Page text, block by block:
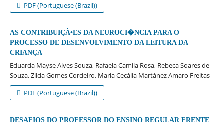
PDF (Portuguese (Brazil))
AS CONTRIBUIÇÀ•ES DA NEUROCI�NCIA PARA O
PROCESSO DE DESENVOLVIMENTO DA LEITURA DA
CRIANÇA
Eduarda Mayse Alves Souza, Rafaela Camila Rosa, Rebeca Soares de
Souza, Zilda Gomes Cordeiro, Maria Cecà­lia Martà­nez Amaro Freitas
PDF (Portuguese (Brazil))
DESAFIOS DO PROFESSOR DO ENSINO REGULAR FRENTE